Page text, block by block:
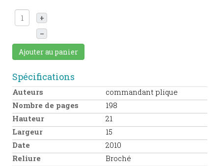
+
–
Ajouter au panier
Spécifications
Auteurs
commandant plique
Nombre de pages
198
Hauteur
21
Largeur
15
Date
2010
Reliure
Broché